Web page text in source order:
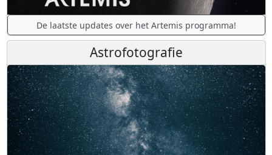
De laatste updates over het Artemis programma!
Astrofotografie